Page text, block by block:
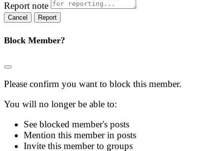
Report note
Report
Block Member?
Please confirm you want to block this member.
You will no longer be able to:
See blocked member's posts
Mention this member in posts
Invite this member to groups